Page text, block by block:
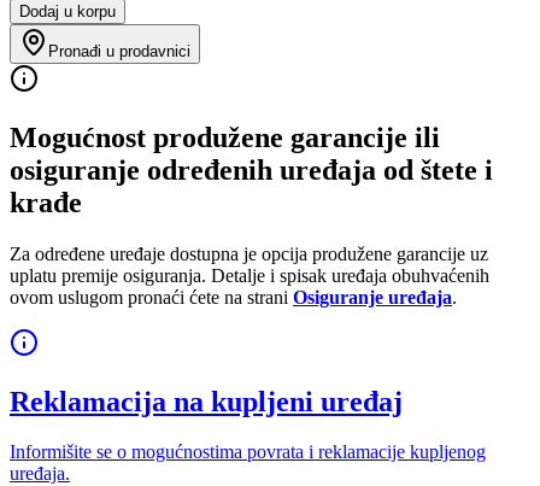
Dodaj u korpu
Pronađi u prodavnici
Mogućnost produžene garancije ili
osiguranje određenih uređaja od štete i
krađe
Za određene uređaje dostupna je opcija produžene garancije uz
uplatu premije osiguranja. Detalje i spisak uređaja obuhvaćenih
ovom uslugom pronaći ćete na strani Osiguranje uređaja.
Reklamacija na kupljeni uređaj
Informišite se o mogućnostima povrata i reklamacije kupljenog
uređaja.